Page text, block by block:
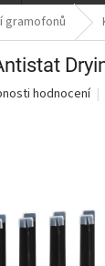
gramofonů
hodnocení